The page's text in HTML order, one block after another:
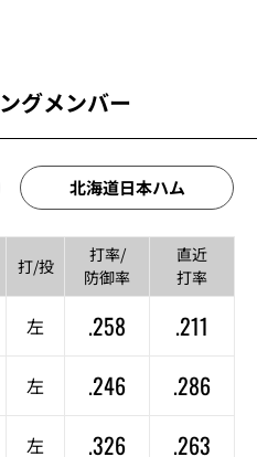
グメンバー
北海道日本ハム
打/投
打率/
防御率
直近
打率
左 .258
.211
左 .246
.286
左 .326
.263